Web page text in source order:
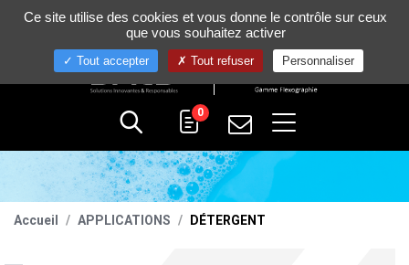
+33 (0)4 75 58 80 10
0
Accueil APPLICATIONS DÉTERGENT
Gestion de vos préférences sur les cookies
Ce site utilise des cookies et vous donne le contrôle sur ceux
que vous souhaitez activer
Tout accepter Tout refuser Personnaliser